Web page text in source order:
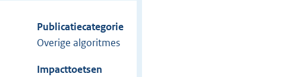
Publicatiecategorie
Overige algoritmes
Impacttoetsen